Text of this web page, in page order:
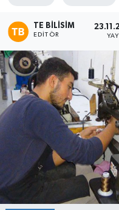
TE BILISIM
EDITÖR
Haber Arşivi